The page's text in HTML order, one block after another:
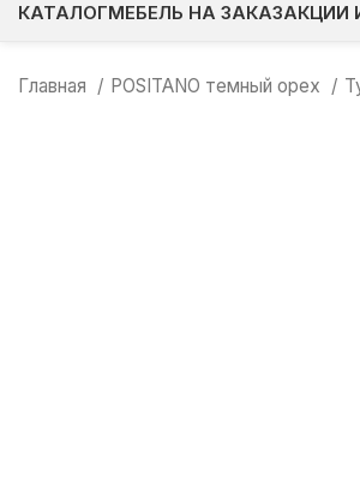
КАТАЛОГМЕБЕЛЬ НА ЗАКАЗАКЦИИ
Главная POSITANO темный орех